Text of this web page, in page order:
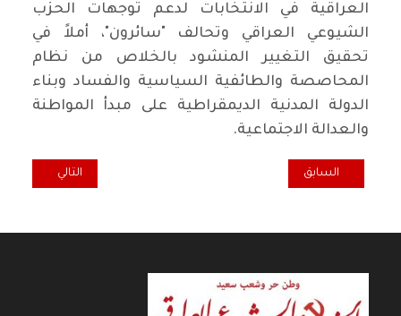
العراقية في الانتخابات لدعم توجهات الحزب
الشيوعي العراقي وتحالف "سائرون"، أملاً في
تحقيق التغيير المنشود بالخلاص من نظام
المحاصصة والطائفية السياسية والفساد وبناء
الدولة المدنية الديمقراطية على مبدأ المواطنة
والعدالة الاجتماعية.
المقال السابق: تبديد "نعمة " الثروة النفطية وتجريد الدولة العراقية
السابق المقال التالي:
التالي